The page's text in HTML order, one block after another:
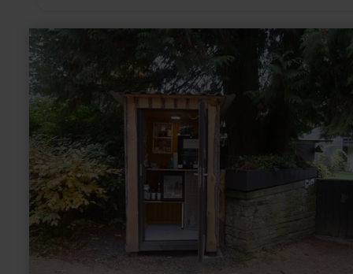
meer
informatie
over:
Winkelen
Landhuis
Eichelseifen